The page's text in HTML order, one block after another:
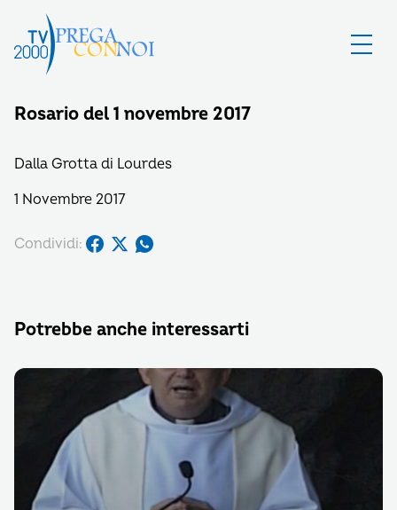
Rosario del 1 novembre 2017
Dalla Grotta di Lourdes
1 Novembre 2017
Condividi:
Potrebbe anche interessarti